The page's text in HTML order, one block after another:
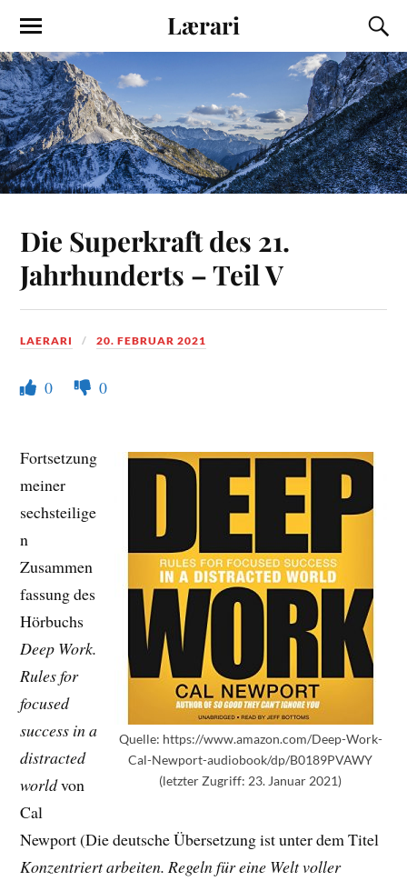
Lærari
Die Superkraft des 21.
Jahrhunderts – Teil V
LAERARI 20. FEBRUAR 2021
0 0
Quelle: https://www.amazon.com/Deep-Work-
Cal-Newport-audiobook/dp/B0189PVAWY
(letzter Zugriff: 23. Januar 2021)
Fortsetzung
meiner
sechsteilige
n
Zusammen
fassung des
Hörbuchs
Deep Work.
Rules for
focused
success in a
distracted
worldvon
Cal
Newport (Die deutsche Übersetzung ist unter dem Titel
Konzentriert arbeiten. Regeln für eine Welt voller